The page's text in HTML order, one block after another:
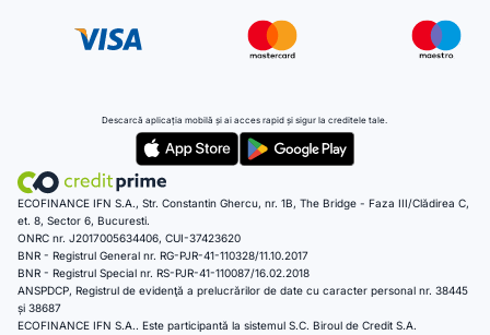
ECOFINANCE IFN S.A., Str. Constantin Ghercu, nr. 1B, The Bridge - Faza III/Clădirea C,
et. 8, Sector 6, Bucuresti.
ONRC nr. J2017005634406, CUI-37423620
BNR - Registrul General nr. RG-PJR-41-110328/11.10.2017
BNR - Registrul Special nr. RS-PJR-41-110087/16.02.2018
ANSPDCP, Registrul de evidenţă a prelucrărilor de date cu caracter personal nr. 38445
și 38687
ECOFINANCE IFN S.A.. Este participantă la sistemul S.C. Biroul de Credit S.A.
Descarcă aplicația mobilă și ai acces rapid și sigur la creditele tale.